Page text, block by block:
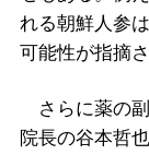
れる朝鮮人参
可能性が指摘
さらに薬の
院長の谷本哲